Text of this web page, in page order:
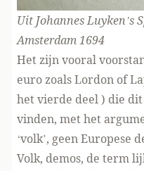
Uit Johannes Luyken’s
Amsterdam 1694
Het zijn vooral
euro zoals Lordon of
het vierde deel ) die
vinden, met het
‘volk’, geen Europese
Volk, demos, de term